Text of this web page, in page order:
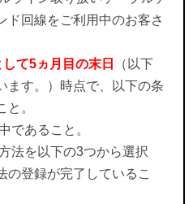
ド回線をご利用中のお客さ
て5ヵ月目の末日
（以下
ます。）時点で、以下の条
。
であること。
法を以下の3つから選択
の登録が完了しているこ